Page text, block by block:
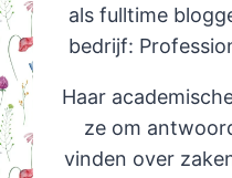
als fulltime
bedrijf:
Haar
ze om
vinden over